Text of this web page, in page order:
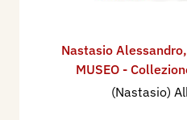
Nastasio Alessandro,
MUSEO -
(Nastasio)